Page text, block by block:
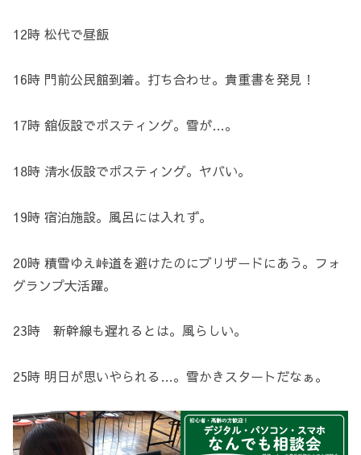
12時 松代で昼飯
16時 門前公民館到着。打ち合わせ。貴重書を発見！
17時 舘仮設でポスティング。雪が…。
18時 清水仮設でポスティング。ヤバい。
19時 宿泊施設。風呂には入れず。
20時 積雪ゆえ峠道を避けたのにブリザードにあう。フォ
グランプ大活躍。
23時 新幹線も遅れるとは。風らしい。
25時 明日が思いやられる…。雪かきスタートだなぁ。